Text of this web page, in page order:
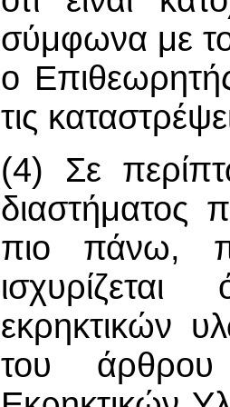
σύμφωνα με
ο
τις
(4) Σε
διαστήματος
πιο πάνω,
εκρηκτικών
του